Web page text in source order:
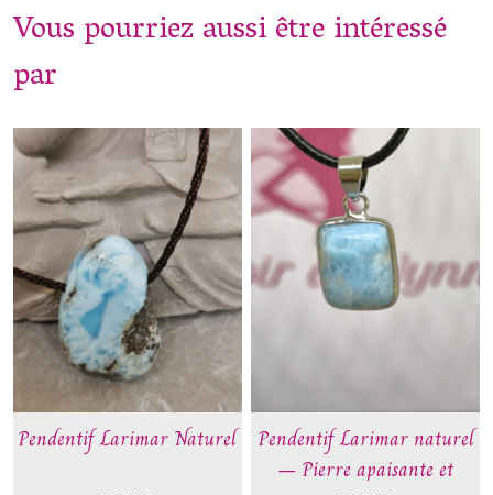
Vous pourriez aussi être intéressé
par
Pendentif Larimar Naturel
Pendentif Larimar naturel
– Pierre apaisante et